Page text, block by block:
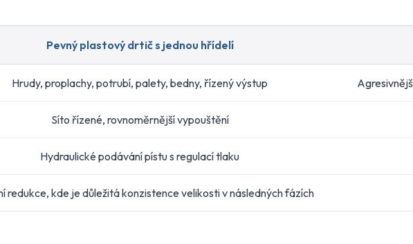
Pevný plastový drtič s jednou hřídelí
Hrudy, proplachy, potrubí, palety, bedny, řízený výstup
Síto řízené, rovnoměrnější vypouštění
Hydraulické podávání pístu s regulací tlaku
redukce, kde je důležitá konzistence velikosti v následných fázích